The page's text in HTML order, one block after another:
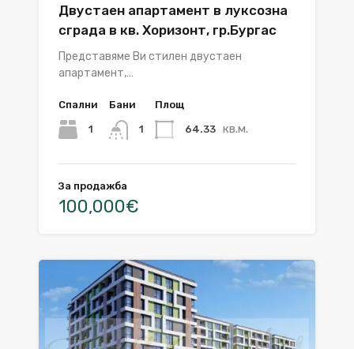
Двустаен апартамент в луксозна
сграда в кв. Хоризонт, гр.Бургас
Представяме Ви стилен двустаен
апартамент,…
Спални
1
Бани
1
Площ
64.33 кв.м.
За продажба
100,000€